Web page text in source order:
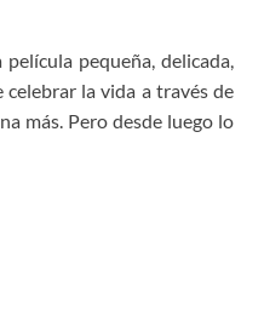
película pequeña, delicada,
celebrar la vida a través de
más. Pero desde luego lo